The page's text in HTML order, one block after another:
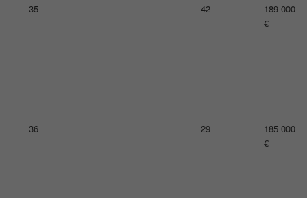
37
19
184 000
€
40
30
175 000
€